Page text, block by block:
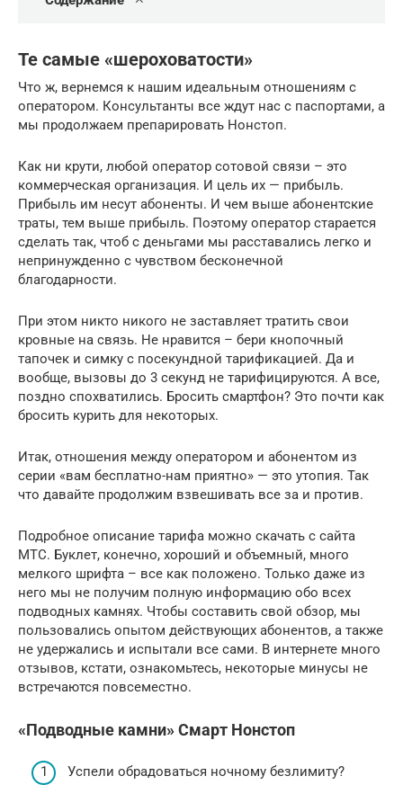
Те самые «шероховатости»
Что ж, вернемся к нашим идеальным отношениям с
оператором. Консультанты все ждут нас с паспортами, а
мы продолжаем препарировать Нонстоп.
Как ни крути, любой оператор сотовой связи – это
коммерческая организация. И цель их — прибыль.
Прибыль им несут абоненты. И чем выше абонентские
траты, тем выше прибыль. Поэтому оператор старается
сделать так, чтоб с деньгами мы расставались легко и
непринужденно с чувством бесконечной
благодарности.
При этом никто никого не заставляет тратить свои
кровные на связь. Не нравится – бери кнопочный
тапочек и симку с посекундной тарификацией. Да и
вообще, вызовы до 3 секунд не тарифицируются. А все,
поздно спохватились. Бросить смартфон? Это почти как
бросить курить для некоторых.
Итак, отношения между оператором и абонентом из
серии «вам бесплатно-нам приятно» — это утопия. Так
что давайте продолжим взвешивать все за и против.
Подробное описание тарифа можно скачать с сайта
МТС. Буклет, конечно, хороший и объемный, много
мелкого шрифта – все как положено. Только даже из
него мы не получим полную информацию обо всех
подводных камнях. Чтобы составить свой обзор, мы
пользовались опытом действующих абонентов, а также
не удержались и испытали все сами. В интернете много
отзывов, кстати, ознакомьтесь, некоторые минусы не
встречаются повсеместно.
«Подводные камни» Смарт Нонстоп
Успели обрадоваться ночному безлимиту?